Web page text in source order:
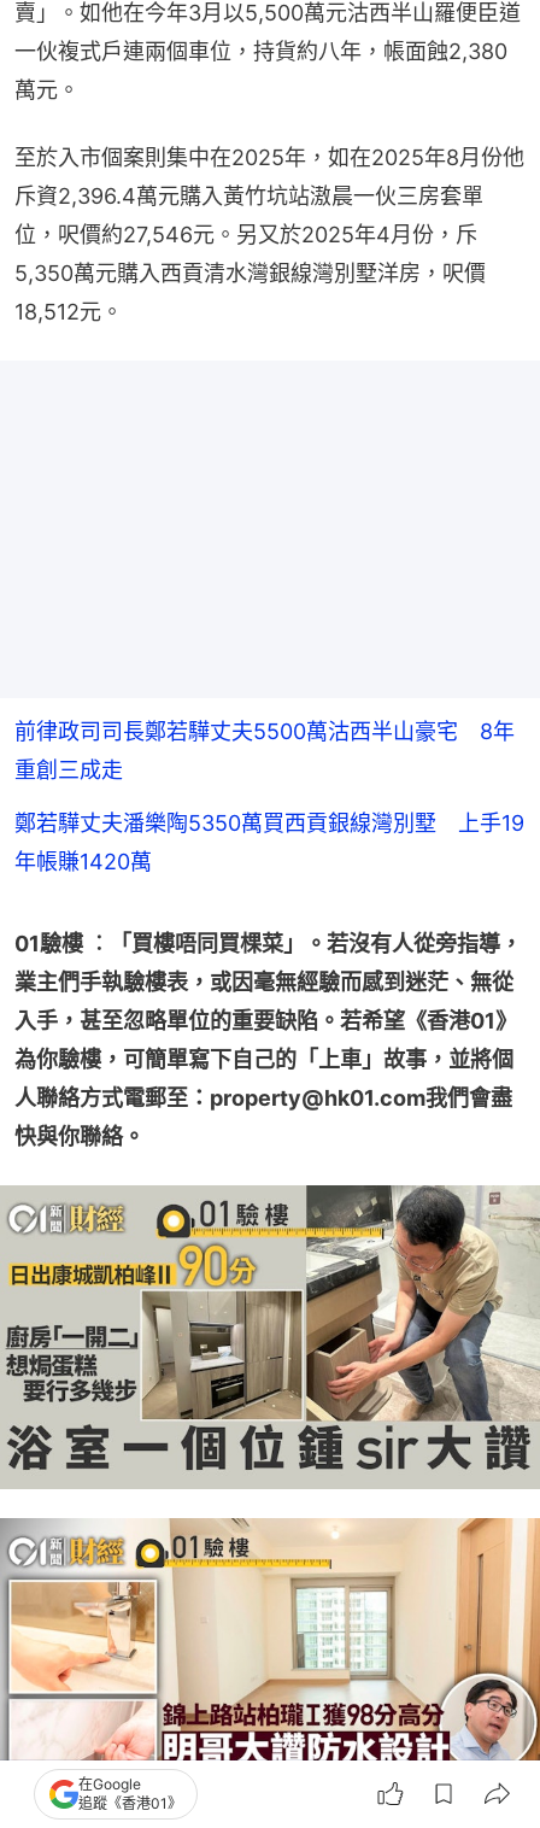
賣」。如他在今年3月以5,500萬元沽西半山羅便臣道
一伙複式戶連兩個車位，持貨約八年，帳面蝕2,380
萬元。
至於入市個案則集中在2025年，如在2025年8月份他
斥資2,396.4萬元購入黃竹坑站滶晨一伙三房套單
位，呎價約27,546元。另又於2025年4月份，斥
5,350萬元購入西貢清水灣銀線灣別墅洋房，呎價
18,512元。
前律政司司長鄭若驊丈夫5500萬沽西半山豪宅 8年
重創三成走
鄭若驊丈夫潘樂陶5350萬買西貢銀線灣別墅 上手19
年帳賺1420萬
01驗樓 ︰「買樓唔同買棵菜」。若沒有人從旁指導，
業主們手執驗樓表，或因毫無經驗而感到迷茫、無從
入手，甚至忽略單位的重要缺陷。若希望《香港01》
為你驗樓，可簡單寫下自己的「上車」故事，並將個
人聯絡方式電郵至：property@hk01.com我們會盡
快與你聯絡。
在Google
追蹤《香港01》